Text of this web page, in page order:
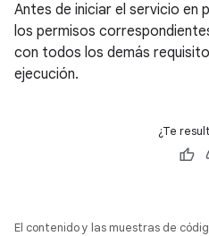
Antes de iniciar el servicio en
los permisos
con todos los demás
ejecución.
¿Te
El contenido y las muestras de